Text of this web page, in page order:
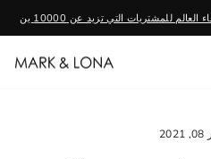
المحتوى
للمشتريات التي تزيد عن 10000 ين